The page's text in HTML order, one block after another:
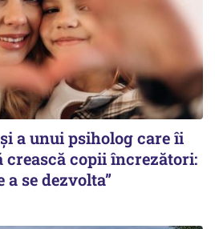
a unui psiholog care îi
crească copii încrezători:
a se dezvolta”